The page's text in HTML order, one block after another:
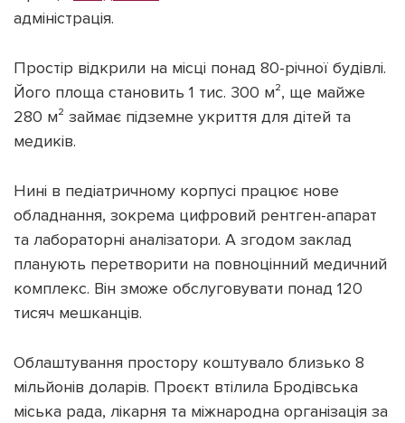
адміністрація.
Простір відкрили на місці понад 80-річної будівлі.
Його площа становить 1 тис. 300 м², ще майже
280 м² займає підземне укриття для дітей та
медиків.
Нині в педіатричному корпусі працює нове
обладнання, зокрема цифровий рентген-апарат
та лабораторні аналізатори. А згодом заклад
планують перетворити на повноцінний медичний
комплекс. Він зможе обслуговувати понад 120
тисяч мешканців.
Облаштування простору коштувало близько 8
мільйонів доларів. Проєкт втілила Бродівська
міська рада, лікарня та міжнародна організація за